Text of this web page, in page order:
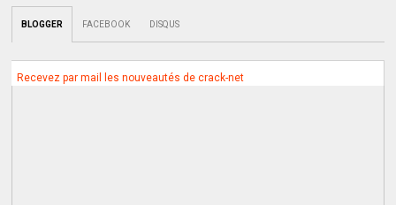
BLOGGER FACEBOOK DISQUS
Recevez par mail les nouveautés de crack-net